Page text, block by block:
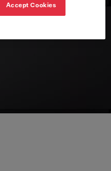
Accept Cookies